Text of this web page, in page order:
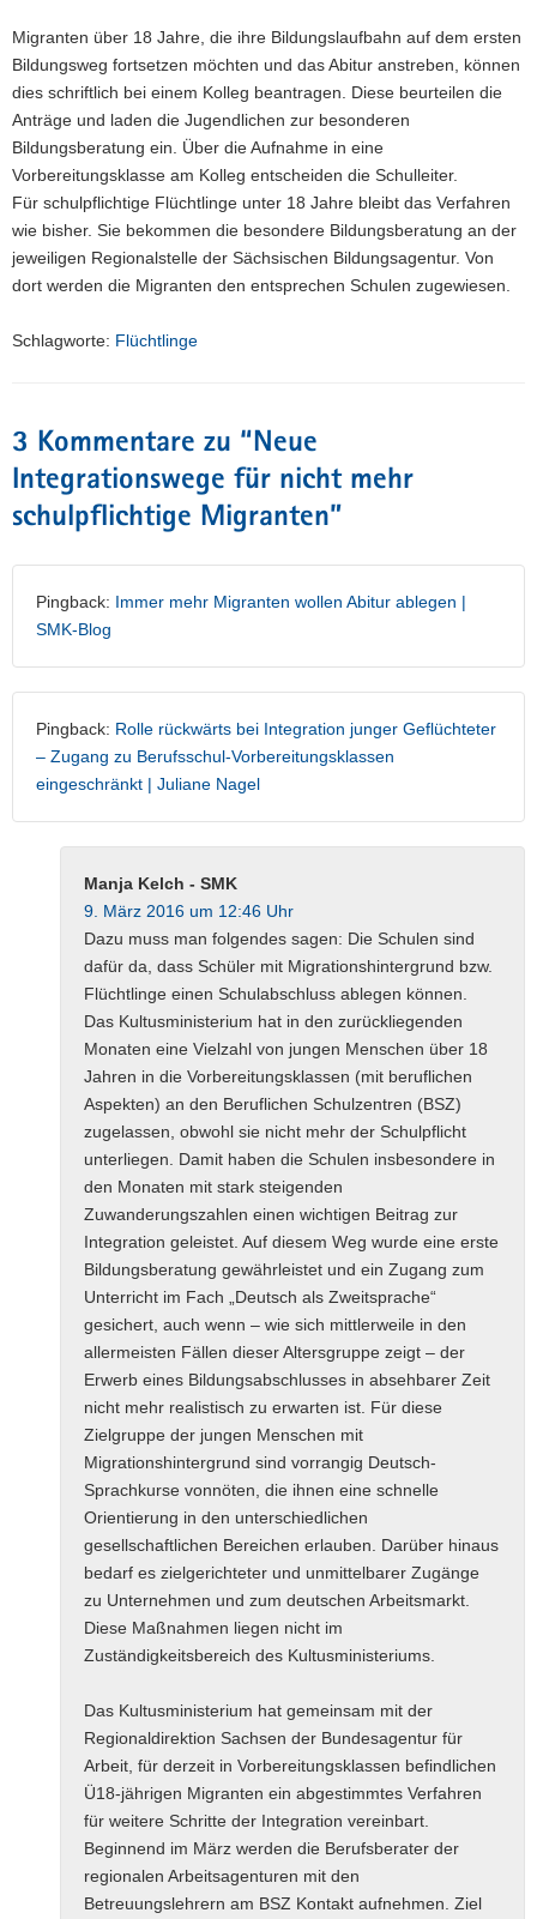
Migranten über 18 Jahre, die ihre Bildungslaufbahn auf dem ersten
Bildungsweg fortsetzen möchten und das Abitur anstreben, können
dies schriftlich bei einem Kolleg beantragen. Diese beurteilen die
Anträge und laden die Jugendlichen zur besonderen
Bildungsberatung ein. Über die Aufnahme in eine
Vorbereitungsklasse am Kolleg entscheiden die Schulleiter.
Für schulpflichtige Flüchtlinge unter 18 Jahre bleibt das Verfahren
wie bisher. Sie bekommen die besondere Bildungsberatung an der
jeweiligen Regionalstelle der Sächsischen Bildungsagentur. Von
dort werden die Migranten den entsprechen Schulen zugewiesen.
Schlagworte: Flüchtlinge
3 Kommentare zu “Neue
Integrationswege für nicht mehr
schulpflichtige Migranten”
Pingback: Immer mehr Migranten wollen Abitur ablegen |
SMK-Blog
Pingback: Rolle rückwärts bei Integration junger Geflüchteter
– Zugang zu Berufsschul-Vorbereitungsklassen
eingeschränkt | Juliane Nagel
Manja Kelch - SMK
9. März 2016 um 12:46 Uhr
Dazu muss man folgendes sagen: Die Schulen sind
dafür da, dass Schüler mit Migrationshintergrund bzw.
Flüchtlinge einen Schulabschluss ablegen können.
Das Kultusministerium hat in den zurückliegenden
Monaten eine Vielzahl von jungen Menschen über 18
Jahren in die Vorbereitungsklassen (mit beruflichen
Aspekten) an den Beruflichen Schulzentren (BSZ)
zugelassen, obwohl sie nicht mehr der Schulpflicht
unterliegen. Damit haben die Schulen insbesondere in
den Monaten mit stark steigenden
Zuwanderungszahlen einen wichtigen Beitrag zur
Integration geleistet. Auf diesem Weg wurde eine erste
Bildungsberatung gewährleistet und ein Zugang zum
Unterricht im Fach „Deutsch als Zweitsprache“
gesichert, auch wenn – wie sich mittlerweile in den
allermeisten Fällen dieser Altersgruppe zeigt – der
Erwerb eines Bildungsabschlusses in absehbarer Zeit
nicht mehr realistisch zu erwarten ist. Für diese
Zielgruppe der jungen Menschen mit
Migrationshintergrund sind vorrangig Deutsch-
Sprachkurse vonnöten, die ihnen eine schnelle
Orientierung in den unterschiedlichen
gesellschaftlichen Bereichen erlauben. Darüber hinaus
bedarf es zielgerichteter und unmittelbarer Zugänge
zu Unternehmen und zum deutschen Arbeitsmarkt.
Diese Maßnahmen liegen nicht im
Zuständigkeitsbereich des Kultusministeriums.
Das Kultusministerium hat gemeinsam mit der
Regionaldirektion Sachsen der Bundesagentur für
Arbeit, für derzeit in Vorbereitungsklassen befindlichen
Ü18-jährigen Migranten ein abgestimmtes Verfahren
für weitere Schritte der Integration vereinbart.
Beginnend im März werden die Berufsberater der
regionalen Arbeitsagenturen mit den
Betreuungslehrern am BSZ Kontakt aufnehmen. Ziel